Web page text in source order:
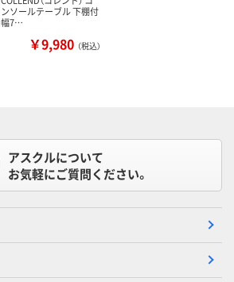
ンソールテーブル 下棚付
幅7…
￥9,980 （税込）
アスクルについて
お気軽にご質問ください。